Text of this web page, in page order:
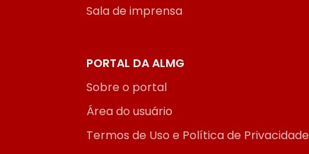
Sala de imprensa
PORTAL DA ALMG
Sobre o portal
Área do usuário
Termos de Uso e Política de Privacidade